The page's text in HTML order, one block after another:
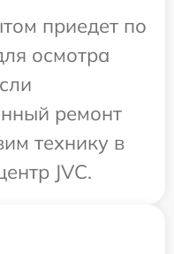
приедет по
осмотра
ремонт
технику в
JVC.